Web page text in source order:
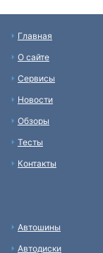
Главная
О сайте
Сервисы
Новости
Обзоры
Тесты
Контакты
Автошины
Автодиски